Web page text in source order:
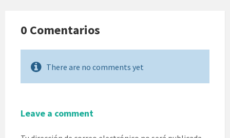
0 Comentarios
There are no comments yet
Leave a comment